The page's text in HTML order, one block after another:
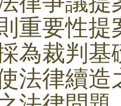
重要性
為裁判
法律續